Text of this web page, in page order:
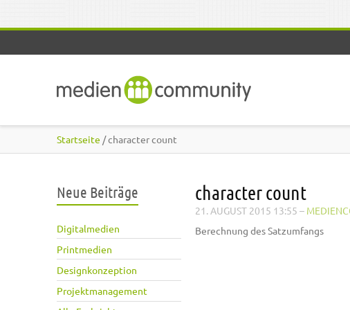
Startseite / character count
Neue Beiträge
Digitalmedien
Printmedien
Designkonzeption
Projektmanagement
character count
21. AUGUST 2015 13:55 –
Berechnung des Satzumfangs